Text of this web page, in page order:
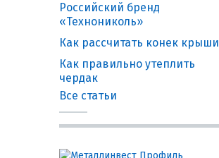
Российский бренд
«Технониколь»
Как рассчитать конек крыши
Как правильно утеплить
чердак
Все статьи